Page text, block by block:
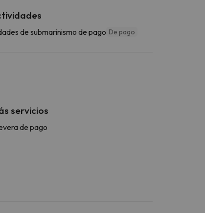
de submarinismo de pago De pago
servicios
de pago